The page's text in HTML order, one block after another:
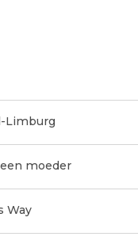
Limburg
moeder
Way